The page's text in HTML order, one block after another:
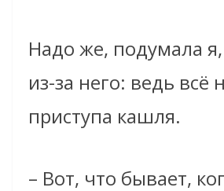
Надо же, подумала
из-за него: ведь всё
приступа кашля.
– Вот, что бывает,